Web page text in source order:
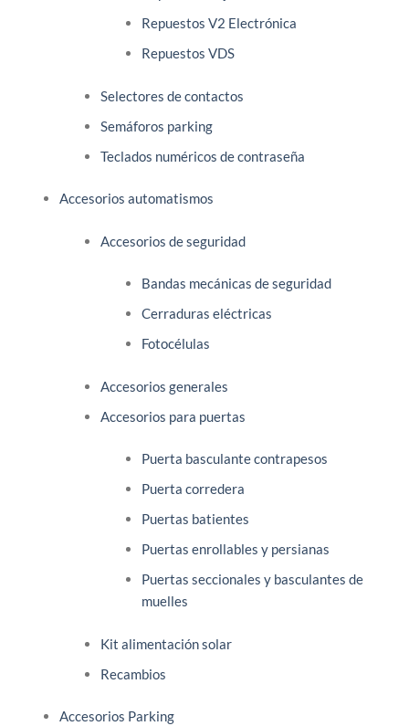
Repuestos V2 Electrónica
Repuestos VDS
Selectores de contactos
Semáforos parking
Teclados numéricos de contraseña
Accesorios automatismos
Accesorios de seguridad
Bandas mecánicas de seguridad
Cerraduras eléctricas
Fotocélulas
Accesorios generales
Accesorios para puertas
Puerta basculante contrapesos
Puerta corredera
Puertas batientes
Puertas enrollables y persianas
Puertas seccionales y basculantes de
muelles
Kit alimentación solar
Recambios
Accesorios Parking